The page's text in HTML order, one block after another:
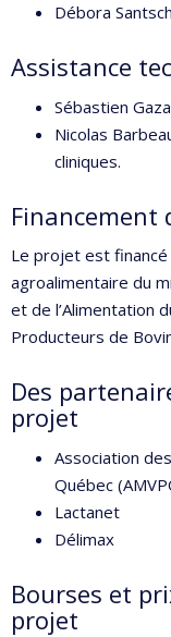
Débora
Assistance
Sébastien
Nicolas
cliniques.
Financement
Le projet est financé
agroalimentaire du
et de l’Alimentation
Producteurs de
Des
projet
Association
Québec
Lactanet
Délimax
Bourses et
projet